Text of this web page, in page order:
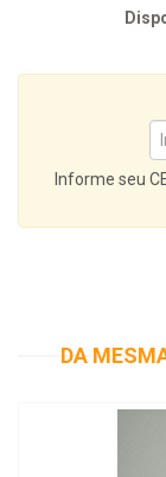
Informe seu
DA